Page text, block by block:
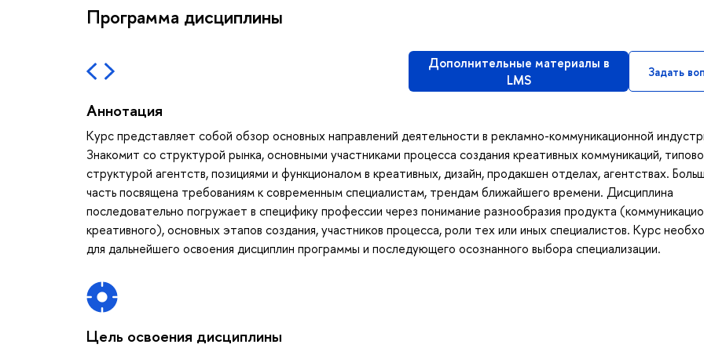
Программа дисциплины
Дополнительные материалы в
LMS
Задать
Аннотация
Курс представляет собой обзор основных направлений деятельности в рекламно-коммуникационной
Знакомит со структурой рынка, основными участниками процесса создания креативных коммуникаций,
структурой агентств, позициями и функционалом в креативных, дизайн, продакшен отделах, агентствах.
часть посвящена требованиям к современным специалистам, трендам ближайшего времени. Дисциплина
последовательно погружает в специфику профессии через понимание разнообразия продукта
креативного), основных этапов создания, участников процесса, роли тех или иных специалистов. Курс
для дальнейшего освоения дисциплин программы и последующего осознанного выбора специализации.
Цель освоения дисциплины